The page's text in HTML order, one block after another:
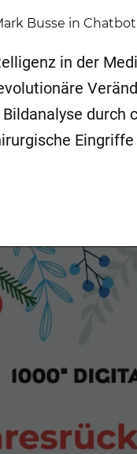
Busse in Chatbot
in der
durch
der KI…